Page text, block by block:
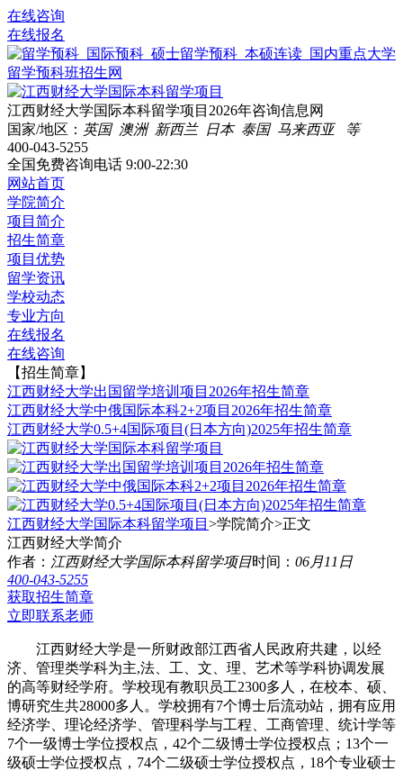
在线咨询
在线报名
江西财经大学国际本科留学项目2026年咨询信息网
国家/地区： 英国 澳洲 新西兰 日本 泰国 马来西亚 等
400-043-5255
全国免费咨询电话 9:00-22:30
网站首页
学院简介
项目简介
招生简章
项目优势
留学资讯
学校动态
专业方向
在线报名
在线咨询
【招生简章】
江西财经大学出国留学培训项目2026年招生简章
江西财经大学中俄国际本科2+2项目2026年招生简章
江西财经大学0.5+4国际项目(日本方向)2025年招生简章
江西财经大学国际本科留学项目 >学院简介>正文
江西财经大学简介
作者： 江西财经大学国际本科留学项目时间： 06月11日
400-043-5255
获取招生简章
立即联系老师
江西财经大学是一所财政部江西省人民政府共建，以经
济、管理类学科为主,法、工、文、理、艺术等学科协调发展
的高等财经学府。学校现有教职员工2300多人，在校本、硕、
博研究生共28000多人。学校拥有7个博士后流动站，拥有应用
经济学、理论经济学、管理科学与工程、工商管理、统计学等
7个一级博士学位授权点，42个二级博士学位授权点；13个一
级硕士学位授权点，74个二级硕士学位授权点，18个专业硕士